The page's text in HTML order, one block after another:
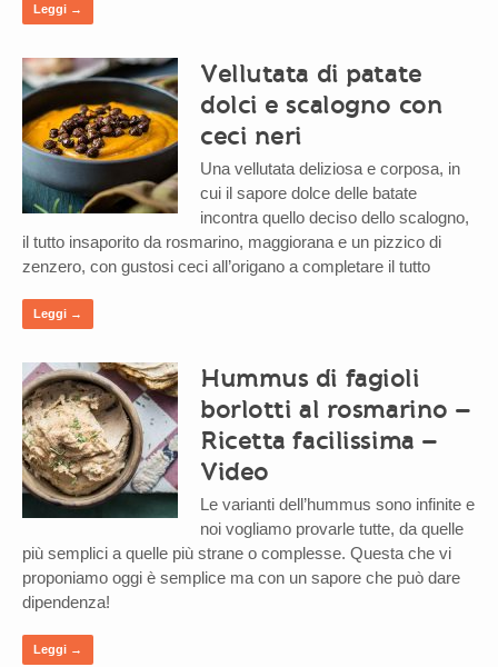
Leggi →
Vellutata di patate
dolci e scalogno con
ceci neri
Una vellutata deliziosa e corposa, in
cui il sapore dolce delle batate
incontra quello deciso dello scalogno,
il tutto insaporito da rosmarino, maggiorana e un pizzico di
zenzero, con gustosi ceci all’origano a completare il tutto
Leggi →
Hummus di fagioli
borlotti al rosmarino –
Ricetta facilissima –
Video
Le varianti dell’hummus sono infinite e
noi vogliamo provarle tutte, da quelle
più semplici a quelle più strane o complesse. Questa che vi
proponiamo oggi è semplice ma con un sapore che può dare
dipendenza!
Leggi →